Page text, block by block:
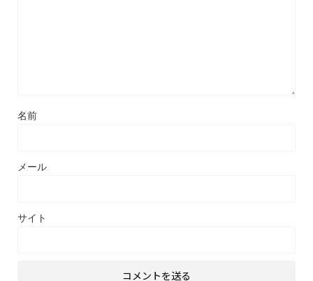
名前
メール
サイト